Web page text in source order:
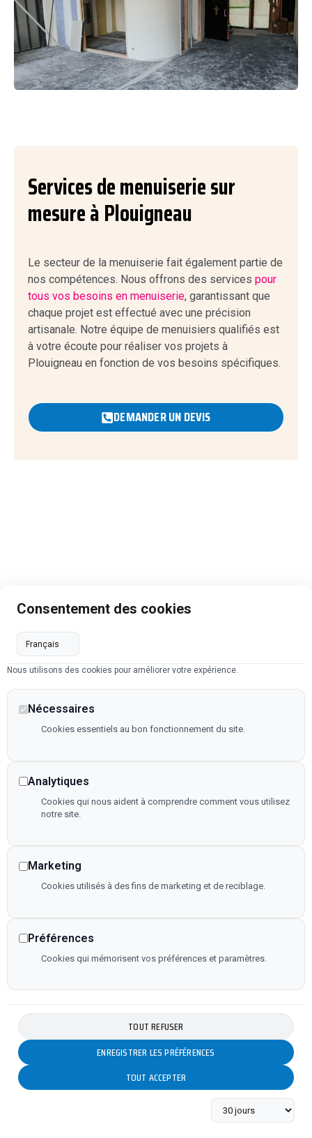
Services de menuiserie sur
mesure à Plouigneau
Le secteur de la menuiserie fait également partie de
nos compétences. Nous offrons des services pour
tous vos besoins en menuiserie, garantissant que
chaque projet est effectué avec une précision
artisanale. Notre équipe de menuisiers qualifiés est
à votre écoute pour réaliser vos projets à
Plouigneau en fonction de vos besoins spécifiques.
DEMANDER UN DEVIS
Consentement des cookies
Nous utilisons des cookies pour améliorer votre expérience.
Nécessaires
Cookies essentiels au bon fonctionnement du site.
Analytiques
Cookies qui nous aident à comprendre comment vous utilisez
notre site.
Marketing
Cookies utilisés à des fins de marketing et de reciblage.
Préférences
Cookies qui mémorisent vos préférences et paramètres.
TOUT REFUSER
ENREGISTRER LES PRÉFÉRENCES
TOUT ACCEPTER